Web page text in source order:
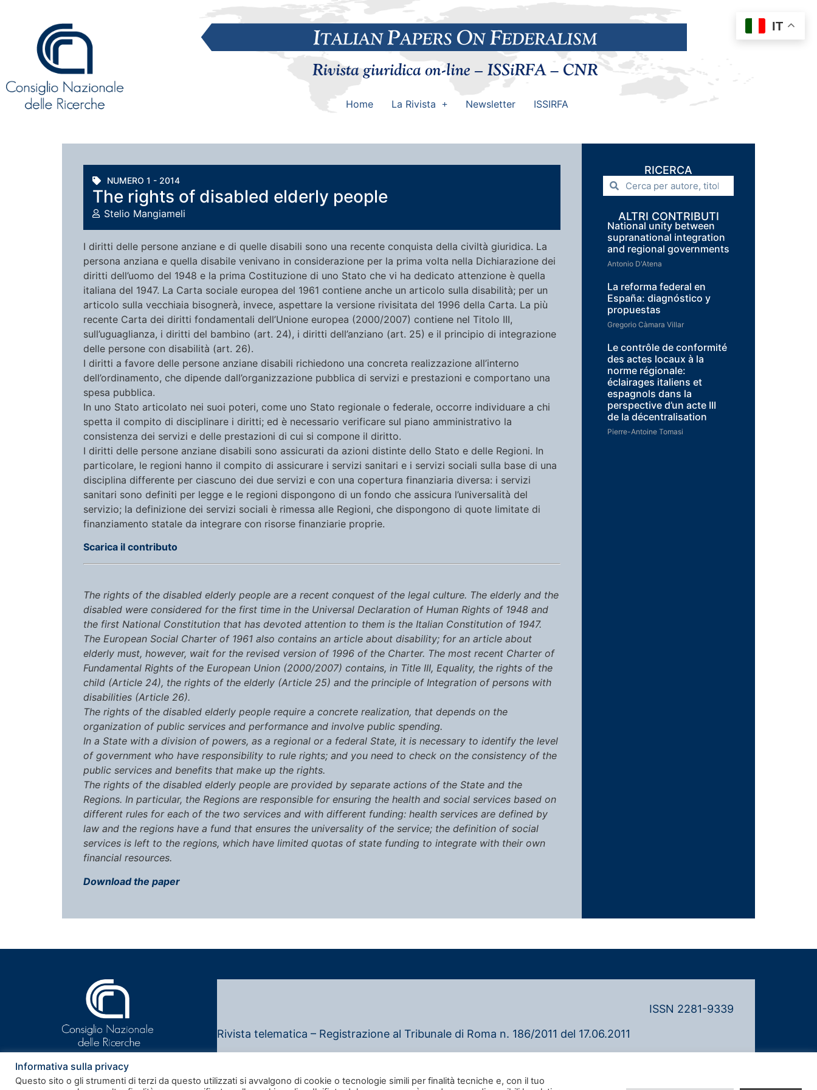
Home La Rivista Newsletter ISSIRFA
NUMERO 1 - 2014
The rights of disabled elderly people
Stelio Mangiameli
I diritti delle persone anziane e di quelle disabili sono una recente conquista della civiltà giuridica. La
persona anziana e quella disabile venivano in considerazione per la prima volta nella Dichiarazione dei
diritti dell’uomo del 1948 e la prima Costituzione di uno Stato che vi ha dedicato attenzione è quella
italiana del 1947. La Carta sociale europea del 1961 contiene anche un articolo sulla disabilità; per un
articolo sulla vecchiaia bisognerà, invece, aspettare la versione rivisitata del 1996 della Carta. La più
recente Carta dei diritti fondamentali dell’Unione europea (2000/2007) contiene nel Titolo III,
sull’uguaglianza, i diritti del bambino (art. 24), i diritti dell’anziano (art. 25) e il principio di integrazione
delle persone con disabilità (art. 26).
I diritti a favore delle persone anziane disabili richiedono una concreta realizzazione all’interno
dell’ordinamento, che dipende dall’organizzazione pubblica di servizi e prestazioni e comportano una
spesa pubblica.
In uno Stato articolato nei suoi poteri, come uno Stato regionale o federale, occorre individuare a chi
spetta il compito di disciplinare i diritti; ed è necessario verificare sul piano amministrativo la
consistenza dei servizi e delle prestazioni di cui si compone il diritto.
I diritti delle persone anziane disabili sono assicurati da azioni distinte dello Stato e delle Regioni. In
particolare, le regioni hanno il compito di assicurare i servizi sanitari e i servizi sociali sulla base di una
disciplina differente per ciascuno dei due servizi e con una copertura finanziaria diversa: i servizi
sanitari sono definiti per legge e le regioni dispongono di un fondo che assicura l’universalità del
servizio; la definizione dei servizi sociali è rimessa alle Regioni, che dispongono di quote limitate di
finanziamento statale da integrare con risorse finanziarie proprie.
Scarica il contributo
The rights of the disabled elderly people are a recent conquest of the legal culture. The elderly and the
disabled were considered for the first time in the Universal Declaration of Human Rights of 1948 and
the first National Constitution that has devoted attention to them is the Italian Constitution of 1947.
The European Social Charter of 1961 also contains an article about disability; for an article about
elderly must, however, wait for the revised version of 1996 of the Charter. The most recent Charter of
Fundamental Rights of the European Union (2000/2007) contains, in Title III, Equality, the rights of the
child (Article 24), the rights of the elderly (Article 25) and the principle of Integration of persons with
disabilities (Article 26).
The rights of the disabled elderly people require a concrete realization, that depends on the
organization of public services and performance and involve public spending.
In a State with a division of powers, as a regional or a federal State, it is necessary to identify the level
of government who have responsibility to rule rights; and you need to check on the consistency of the
public services and benefits that make up the rights.
The rights of the disabled elderly people are provided by separate actions of the State and the
Regions. In particular, the Regions are responsible for ensuring the health and social services based on
different rules for each of the two services and with different funding: health services are defined by
law and the regions have a fund that ensures the universality of the service; the definition of social
services is left to the regions, which have limited quotas of state funding to integrate with their own
financial resources.
Download the paper
RICERCA
ALTRI CONTRIBUTI
National unity between
supranational integration
and regional governments
Antonio D'Atena
La reforma federal en
España: diagnóstico y
propuestas
Gregorio Càmara Villar
Le contrôle de conformité
des actes locaux à la
norme régionale:
éclairages italiens et
espagnols dans la
perspective d’un acte III
de la décentralisation
Pierre-Antoine Tomasi
Rivista telematica – Registrazione al Tribunale di Roma n. 186/2011 del 17.06.2011
ISSN 2281-9339
Informativa sulla privacy
Questo sito o gli strumenti di terzi da questo utilizzati si avvalgono di cookie o tecnologie simili per finalità tecniche e, con il tuo
IT